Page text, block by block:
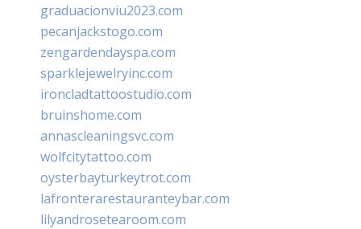
graduacionviu2023.com
pecanjackstogo.com
zengardendayspa.com
sparklejewelryinc.com
ironcladtattoostudio.com
bruinshome.com
annascleaningsvc.com
wolfcitytattoo.com
oysterbayturkeytrot.com
lafronterarestauranteybar.com
lilyandrosetearoom.com